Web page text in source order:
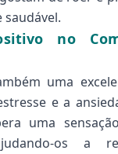
saudável.
no
uma
e a
uma
os a